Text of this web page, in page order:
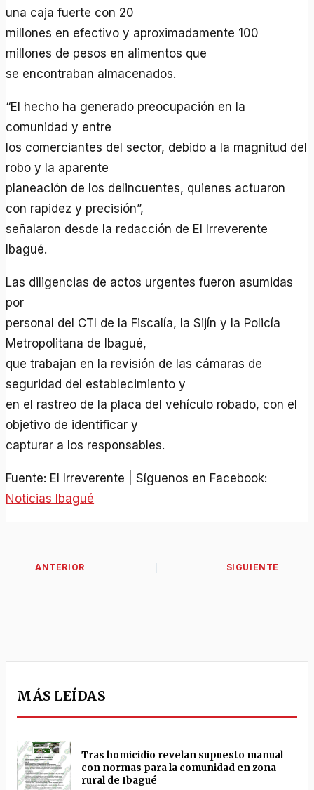
una caja fuerte con 20
millones en efectivo y aproximadamente 100
millones de pesos en alimentos que
se encontraban almacenados.
“El hecho ha generado preocupación en la
comunidad y entre
los comerciantes del sector, debido a la magnitud del
robo y la aparente
planeación de los delincuentes, quienes actuaron
con rapidez y precisión”,
señalaron desde la redacción de El Irreverente
Ibagué.
Las diligencias de actos urgentes fueron asumidas
por
personal del CTI de la Fiscalía, la Sijín y la Policía
Metropolitana de Ibagué,
que trabajan en la revisión de las cámaras de
seguridad del establecimiento y
en el rastreo de la placa del vehículo robado, con el
objetivo de identificar y
capturar a los responsables.
Fuente: El Irreverente | Síguenos en Facebook:
Noticias Ibagué
MÁS LEÍDAS
Tras homicidio revelan supuesto manual
con normas para la comunidad en zona
rural de Ibagué